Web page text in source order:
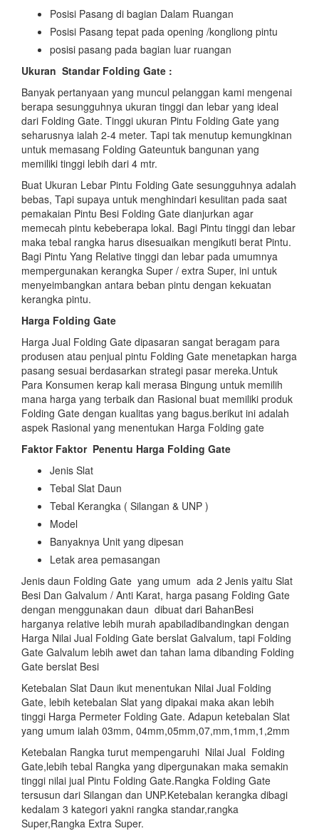
Posisi Pasang di bagian Dalam Ruangan
Posisi Pasang tepat pada opening /kongliong pintu
posisi pasang pada bagian luar ruangan
Ukuran Standar Folding Gate :
Banyak pertanyaan yang muncul pelanggan kami mengenai
berapa sesungguhnya ukuran tinggi dan lebar yang ideal
dari Folding Gate. Tinggi ukuran Pintu Folding Gate yang
seharusnya ialah 2-4 meter. Tapi tak menutup kemungkinan
untuk memasang Folding Gateuntuk bangunan yang
memiliki tinggi lebih dari 4 mtr.
Buat Ukuran Lebar Pintu Folding Gate sesungguhnya adalah
bebas, Tapi supaya untuk menghindari kesulitan pada saat
pemakaian Pintu Besi Folding Gate dianjurkan agar
memecah pintu kebeberapa lokal. Bagi Pintu tinggi dan lebar
maka tebal rangka harus disesuaikan mengikuti berat Pintu.
Bagi Pintu Yang Relative tinggi dan lebar pada umumnya
mempergunakan kerangka Super / extra Super, ini untuk
menyeimbangkan antara beban pintu dengan kekuatan
kerangka pintu.
Harga Folding Gate
Harga Jual Folding Gate dipasaran sangat beragam para
produsen atau penjual pintu Folding Gate menetapkan harga
pasang sesuai berdasarkan strategi pasar mereka.Untuk
Para Konsumen kerap kali merasa Bingung untuk memilih
mana harga yang terbaik dan Rasional buat memiliki produk
Folding Gate dengan kualitas yang bagus.berikut ini adalah
aspek Rasional yang menentukan Harga Folding gate
Faktor Faktor Penentu Harga Folding Gate
Jenis Slat
Tebal Slat Daun
Tebal Kerangka ( Silangan & UNP )
Model
Banyaknya Unit yang dipesan
Letak area pemasangan
Jenis daun Folding Gate yang umum ada 2 Jenis yaitu Slat
Besi Dan Galvalum / Anti Karat, harga pasang Folding Gate
dengan menggunakan daun dibuat dari BahanBesi
harganya relative lebih murah apabiladibandingkan dengan
Harga Nilai Jual Folding Gate berslat Galvalum, tapi Folding
Gate Galvalum lebih awet dan tahan lama dibanding Folding
Gate berslat Besi
Ketebalan Slat Daun ikut menentukan Nilai Jual Folding
Gate, lebih ketebalan Slat yang dipakai maka akan lebih
tinggi Harga Permeter Folding Gate. Adapun ketebalan Slat
yang umum ialah 03mm, 04mm,05mm,07,mm,1mm,1,2mm
Ketebalan Rangka turut mempengaruhi Nilai Jual Folding
Gate,lebih tebal Rangka yang dipergunakan maka semakin
tinggi nilai jual Pintu Folding Gate.Rangka Folding Gate
tersusun dari Silangan dan UNP.Ketebalan kerangka dibagi
kedalam 3 kategori yakni rangka standar,rangka
Super,Rangka Extra Super.